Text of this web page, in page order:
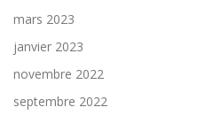
mars 2023
janvier 2023
novembre 2022
septembre 2022